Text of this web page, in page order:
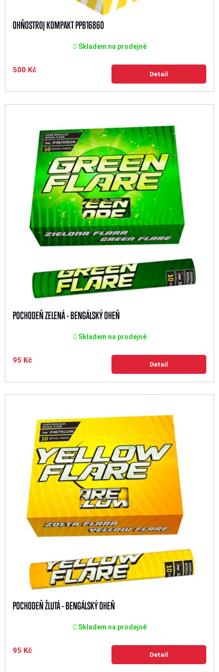
OHŇOSTROJ KOMPAKT PPB16860
Skladem na prodejně
500 Kč Detail
POCHODEŇ ZELENÁ - BENGÁLSKÝ OHEŇ
Skladem na prodejně
95 Kč Detail
POCHODEŇ ŽLUTÁ - BENGÁLSKÝ OHEŇ
Skladem na prodejně
95 Kč Detail